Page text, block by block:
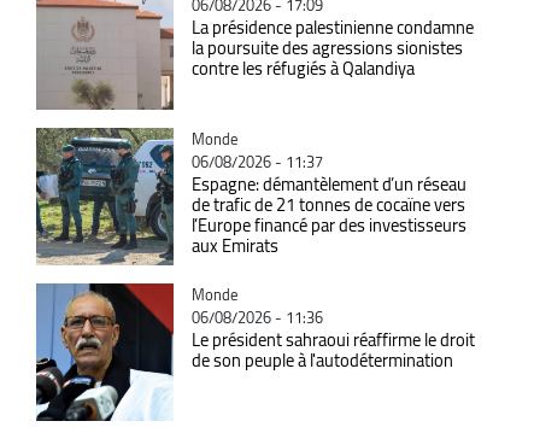
La présidence palestinienne condamne
la poursuite des agressions sionistes
contre les réfugiés à Qalandiya
Catégorie
Monde
06/08/2026 - 11:37
Espagne: démantèlement d’un réseau
de trafic de 21 tonnes de cocaïne vers
l’Europe financé par des investisseurs
aux Emirats
Catégorie
Monde
06/08/2026 - 11:36
Le président sahraoui réaffirme le droit
de son peuple à l'autodétermination